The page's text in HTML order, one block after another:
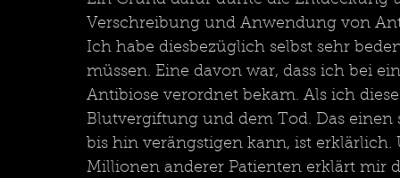
Verschreibung und Anwendung von
Ich habe diesbezüglich selbst sehr
müssen. Eine davon war, dass ich bei
Antibiose verordnet bekam. Als ich
Blutvergiftung und dem Tod. Das
bis hin verängstigen kann, ist
Millionen anderer Patienten erklärt mir